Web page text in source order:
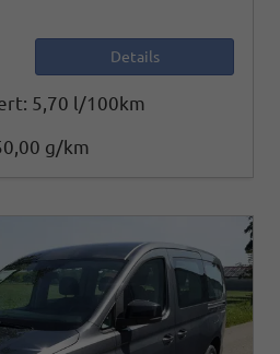
Details
5,70 l/100km
g/km